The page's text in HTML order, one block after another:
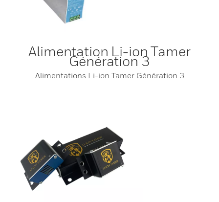
Alimentation Li-ion Tamer
Génération 3
Alimentations Li-ion Tamer Génération 3